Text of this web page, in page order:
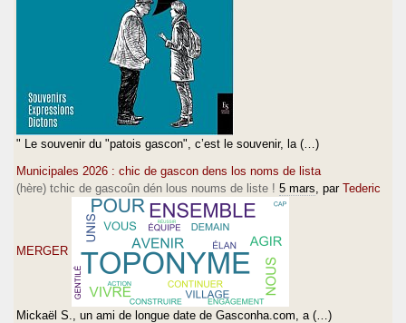
" Le souvenir du "patois gascon", c’est le souvenir, la (…)
Municipales 2026 : chic de gascon dens los noms de lista
(hère) tchic de gascoûn dén lous noums de liste ! 5 mars , par Tederic
MERGER
Mickaël S., un ami de longue date de Gasconha.com, a (…)